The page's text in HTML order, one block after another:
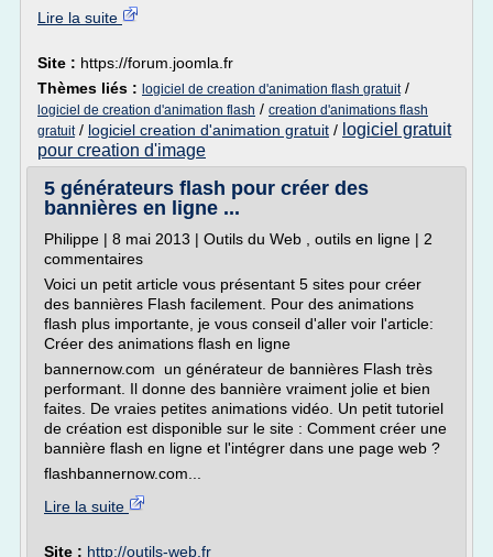
Lire la suite
Site : https://forum.joomla.fr
Thèmes liés : logiciel de creation d'animation flash gratuit/
logiciel de creation d'animation flash / creation d'animations flash
gratuit/ logiciel creation d'animation gratuit / logiciel gratuit
pour creation d'image
5 générateurs flash pour créer des
bannières en ligne ...
Philippe | 8 mai 2013 | Outils du Web , outils en ligne | 2
commentaires
Voici un petit article vous présentant 5 sites pour créer
des bannières Flash facilement. Pour des animations
flash plus importante, je vous conseil d'aller voir l'article:
Créer des animations flash en ligne
bannernow.com un générateur de bannières Flash très
performant. Il donne des bannière vraiment jolie et bien
faites. De vraies petites animations vidéo. Un petit tutoriel
de création est disponible sur le site : Comment créer une
bannière flash en ligne et l'intégrer dans une page web ?
flashbannernow.com...
Lire la suite
Site : http://outils-web.fr